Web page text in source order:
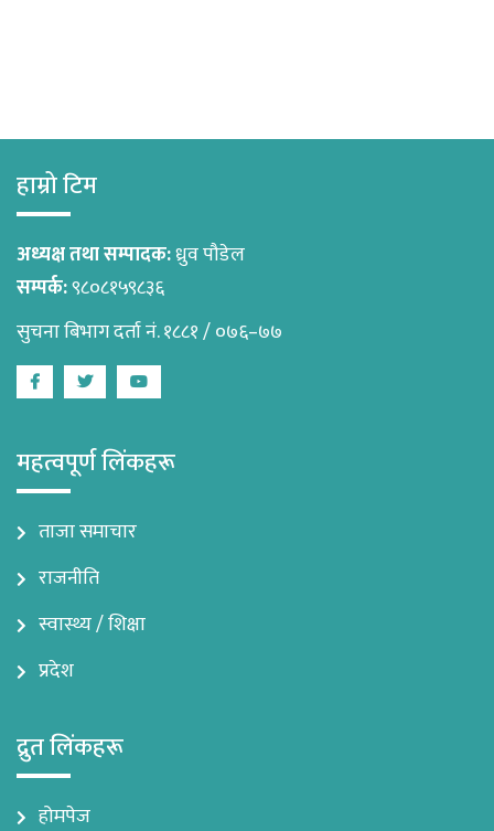
हाम्रो टिम
अध्यक्ष तथा सम्पादक:ध्रुव पौडेल
सम्पर्क:९८०८१५९८३६
सुचना बिभाग दर्ता नं. १८८१ / ०७६–७७
FacebookTwitterYoutube
महत्वपूर्ण लिंकहरू
ताजा समाचार
राजनीति
स्वास्थ्य / शिक्षा
प्रदेश
द्रुत लिंकहरू
होमपेज